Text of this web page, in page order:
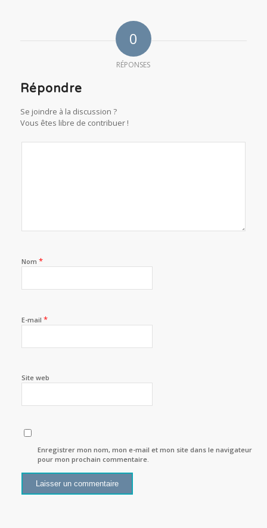
0
RÉPONSES
Répondre
Se joindre à la discussion ?
Vous êtes libre de contribuer !
Nom *
E-mail *
Site web
Enregistrer mon nom, mon e-mail et mon site dans le navigateur
pour mon prochain commentaire.